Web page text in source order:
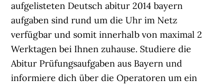
aufgelisteten Deutsch abitur 2014 bayern
aufgaben sind rund um die Uhr im Netz
verfügbar und somit innerhalb von maximal 2
Werktagen bei Ihnen zuhause. Studiere die
Abitur Prüfungsaufgaben aus Bayern und
informiere dich über die Operatoren um ein